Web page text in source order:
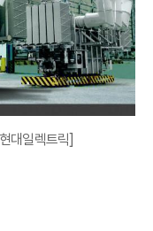
대일렉트릭]